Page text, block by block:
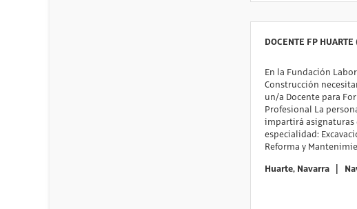
DOCENTE FP HUARTE
En la Fundación
Construcción
un/a Docente para
Profesional La
impartirá asignaturas
especialidad:
Reforma y
Huarte, Navarra